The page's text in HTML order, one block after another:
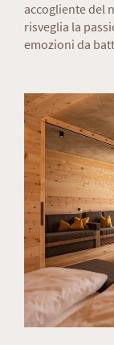
accogliente del
risveglia la
emozioni da